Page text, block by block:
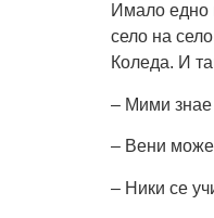
Имало едно
село на
Коледа. И
– Мими знае
– Вени може
– Ники се